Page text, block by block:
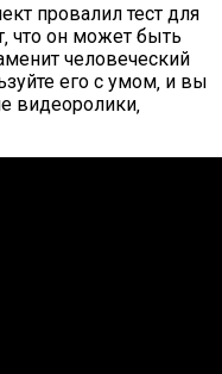
провалил тест для
что он может быть
человеческий
его с умом‚ и вы
видеоролики‚